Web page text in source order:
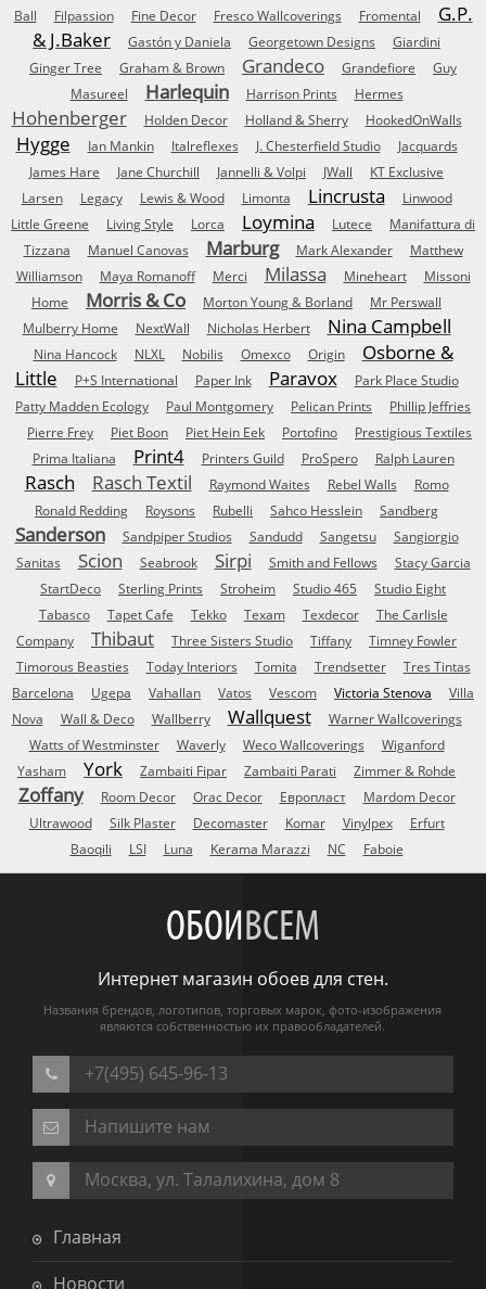
Ball
Filpassion Fine Decor Fresco Wallcoverings Fromental
G.P.
& J.Baker
Gastón y Daniela Georgetown Designs
Giardini
Ginger Tree
Graham & Brown Grandeco Grandefiore
Guy
Masureel
Harlequin Harrison Prints Hermes
Hohenberger Holden Decor Holland & Sherry HookedOnWalls
Hygge Ian Mankin Italreflexes J. Chesterfield Studio
Jacquards
James Hare
Jane Churchill Jannelli & Volpi JWall
KT Exclusive
Larsen
Legacy Lewis & Wood Limonta Lincrusta
Linwood
Little Greene
Living Style Lorca Loymina Lutece
Manifattura di
Tizzana
Manuel Canovas Marburg Mark Alexander
Matthew
Williamson
Maya Romanoff Merci Milassa Mineheart
Missoni
Home
Morris & Co Morton Young & Borland
Mr Perswall
Mulberry Home
NextWall Nicholas Herbert Nina Campbell
Nina Hancock NLXL Nobilis Omexco Origin
Osborne &
Little
P+S International Paper Ink Paravox
Park Place Studio
Patty Madden Ecology
Paul Montgomery Pelican Prints
Phillip Jeffries
Pierre Frey
Piet Boon Piet Hein Eek Portofino
Prestigious Textiles
Prima Italiana
Print4 Printers Guild ProSpero Ralph Lauren
Rasch Rasch Textil Raymond Waites Rebel Walls
Romo
Ronald Redding
Roysons Rubelli Sahco Hesslein Sandberg
Sanderson Sandpiper Studios Sandudd Sangetsu
Sangiorgio
Sanitas
Scion Seabrook Sirpi Smith and Fellows
Stacy Garcia
StartDeco
Sterling Prints Stroheim Studio 465
Studio Eight
Tabasco
Tapet Cafe Tekko Texam Texdecor
The Carlisle
Company
Thibaut Three Sisters Studio Tiffany
Timney Fowler
Timorous Beasties
Today Interiors Tomita Trendsetter
Tres Tintas
Barcelona
Ugepa Vahallan Vatos Vescom Victoria Stenova
Villa
Nova
Wall & Deco Wallberry Wallquest
Warner Wallcoverings
Watts of Westminster
Waverly Weco Wallcoverings
Wiganford
Yasham
York Zambaiti Fipar Zambaiti Parati Zimmer & Rohde
Zoffany Room Decor Orac Decor Европласт
Mardom Decor
Ultrawood
Silk Plaster Decomaster Komar Vinylpex
Erfurt
Baoqili
LSI Luna Kerama Marazzi NC Faboie
ОБОИВСЕМ
Интернет магазин обоев для стен.
Названия брендов, логотипов, торговых марок, фото-изображения
являются собственностью их правообладателей.
+7(495) 645-96-13
Напишите нам
Москва, ул. Талалихина, дом 8
Главная
Новости